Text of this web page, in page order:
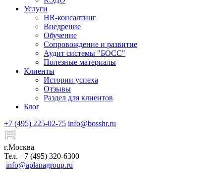
Услуги
HR-консалтинг
Внедрение
Обучение
Сопровождение и развитие
Аудит системы "БОСС"
Полезные материалы
Клиенты
Истории успеха
Отзывы
Раздел для клиентов
Блог
+7 (495) 225-02-75 info@bosshr.ru
г.Москва
Тел. +7 (495) 320-6300
info@aplanagroup.ru